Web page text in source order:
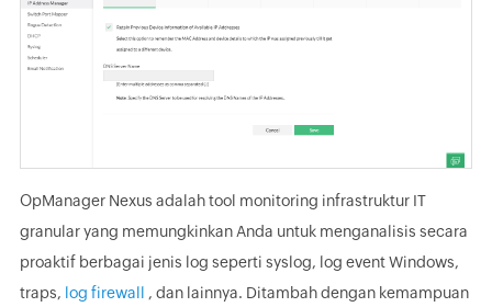
OpManager Nexus adalah tool monitoring infrastruktur IT
granular yang memungkinkan Anda untuk menganalisis secara
proaktif berbagai jenis log seperti syslog, log event Windows,
traps, log firewall , dan lainnya. Ditambah dengan kemampuan